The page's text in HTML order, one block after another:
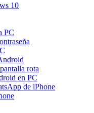
10
PC
rota
en PC
de iPhone